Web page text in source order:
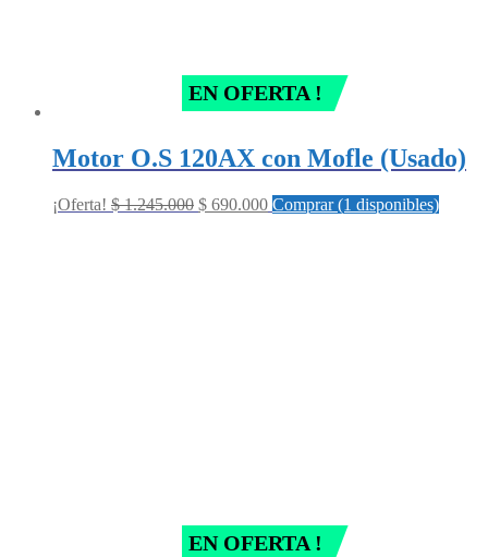
EN OFERTA !
Motor O.S 120AX con Mofle (Usado)
¡Oferta! $1.245.000 Original
$ 690.000Current
Comprar (1 disponibles)
EN OFERTA !